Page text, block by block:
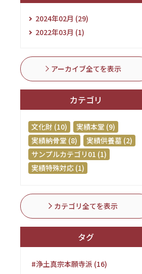
2024年02月 (29)
2022年03月 (1)
アーカイブ全てを表示
カテゴリ
文化財 (10)
実績本堂 (9)
実績納骨堂 (8)
実績供養墓 (2)
サンプルカテゴリ01 (1)
実績特殊対応 (1)
カテゴリ全てを表示
タグ
#浄土真宗本願寺派 (16)